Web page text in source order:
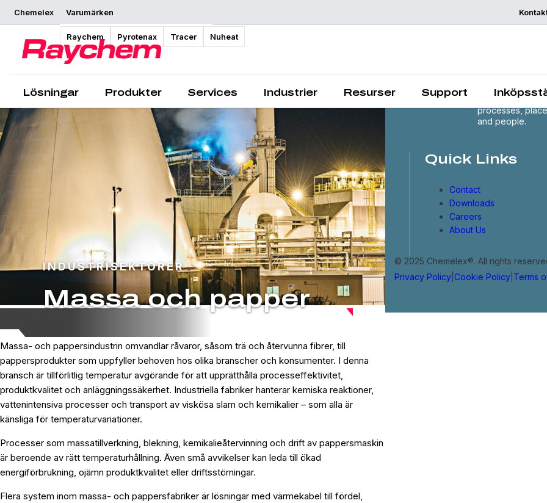
Chemelex Varumärken
Raychem Pyrotenax Tracer Nuheat
Lösningar Produkter Services Industrier Resurser Support
INDUSTRISEKTORER
Massa och papper
Massa- och pappersindustrin omvandlar råvaror, såsom trä och återvunna fibrer, till
pappersprodukter som uppfyller behoven hos olika branscher och konsumenter. I denna
bransch är tillförlitlig temperatur avgörande för att upprätthålla processeffektivitet,
produktkvalitet och anläggningssäkerhet. Industriella fabriker hanterar kemiska reaktioner,
vattenintensiva processer och transport av viskösa slam och kemikalier – som alla är
känsliga för temperaturvariationer.
Processer som massatillverkning, blekning, kemikalieåtervinning och drift av pappersmaskin
är beroende av rätt temperaturhållning. Även små avvikelser kan leda till ökad
energiförbrukning, ojämn produktkvalitet eller driftsstörningar.
Flera system inom massa- och pappersfabriker är lösningar med värmekabel till fördel,
sensing
protecting the
world's critical
processes,
and people.
Quick Links
Contact
Downloads
Careers
About Us
© 2025 Chemelex®. All rights
Privacy Policy| Cookie Policy| Terms